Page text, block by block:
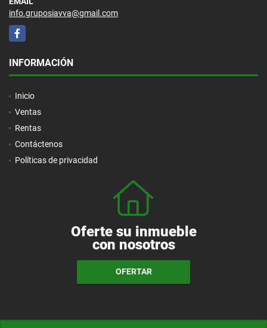
info.gruposiavva@gmail.com
Facebook
INFORMACIÓN
Inicio
Ventas
Rentas
Contáctenos
Políticas de privacidad
Oferte su inmueble
con nosotros
OFERTAR